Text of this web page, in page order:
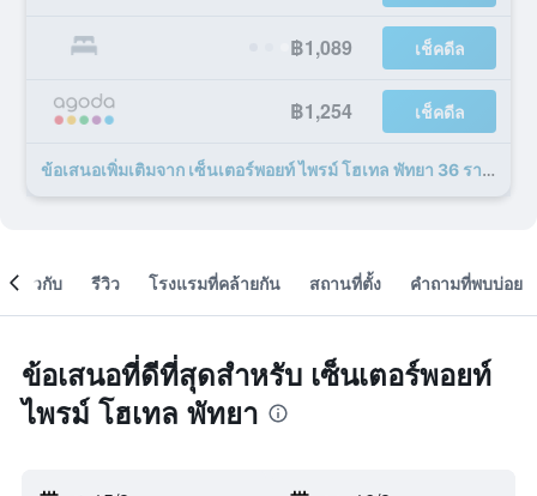
฿1,089 เช็คดีล
฿1,254 เช็คดีล
ข้อเสนอเพิ่มเติมจาก เซ็นเตอร์พอยท์ ไพรม์ โฮเทล พัทยา 36 รายการ
เกี่ยวกับ รีวิว โรงแรมที่คล้ายกัน สถานที่ตั้ง คำถามที่พบบ่อย
ข้อเสนอที่ดีที่สุดสำหรับ เซ็นเตอร์พอยท์
ไพรม์ โฮเทล พัทยา